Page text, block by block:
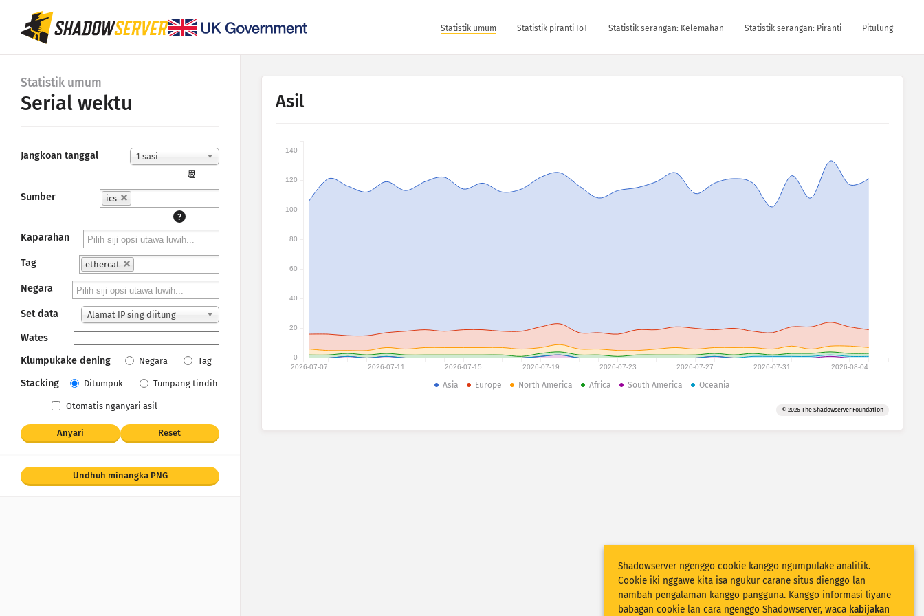
Statistik umum Statistik piranti IoT Statistik serangan: Kelemahan Statistik serangan: Piranti Pitulung
Statistik umum
Serial wektu
Jangkoan tanggal 1 sasi
📆
Sumber
ics
?
Kaparahan
Tag ethercat
Negara
Set data Alamat IP sing diitung
Wates
Klumpukake dening
Negara Tag
Stacking Ditumpuk Tumpang tindih
Otomatis nganyari asil
Anyari Reset
Undhuh minangka PNG
Asil
2026-07-07 2026-07-11 2026-07-15 2026-07-19 2026-07-23 2026-07-27 2026-07-31 2026-08-04
0
20
40
60
80
100
120
140
Asia Europe North America Africa South America Oceania
© 2026 The Shadowserver Foundation
Shadowserver ngenggo cookie kanggo ngumpulake analitik.
Cookie iki nggawe kita isa ngukur carane situs dienggo lan
nambah pengalaman kanggo pangguna. Kanggo informasi liyane
babagan cookie lan cara ngenggo Shadowserver, waca kabijakan